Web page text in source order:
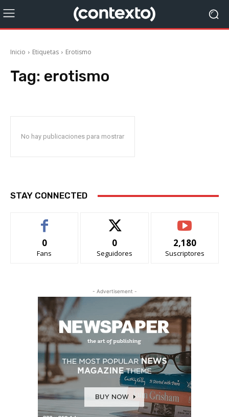
Inicio Etiquetas Erotismo
Tag: erotismo
No hay publicaciones para mostrar
STAY CONNECTED
0
Fans
0
Seguidores
2,180
Suscriptores
- Advertisement -